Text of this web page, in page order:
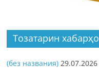
Тозатарин хабарҳо
(без названия) 29.07.2026